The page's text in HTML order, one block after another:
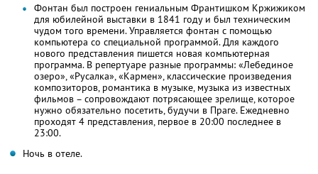
Фонтан был построен гениальным Франтишком Кржижиком
для юбилейной выставки в 1841 году и был техническим
чудом того времени. Управляется фонтан с помощью
компьютера со специальной программой. Для каждого
нового представления пишется новая компьютерная
программа. В репертуаре разные программы: «Лебединое
озеро», «Русалка», «Кармен», классические произведения
композиторов, романтика в музыке, музыка из известных
фильмов – сопровождают потрясающее зрелище, которое
нужно обязательно посетить, будучи в Праге. Ежедневно
проходят 4 представления, первое в 20:00 последнее в
23:00.
Ночь в отеле.